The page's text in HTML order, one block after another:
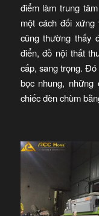
điểm làm trung
một cách đối
cũng thường thấy
điển, đồ nội thất
cấp, sang trọng.
bọc nhung,
chiếc đèn chùm